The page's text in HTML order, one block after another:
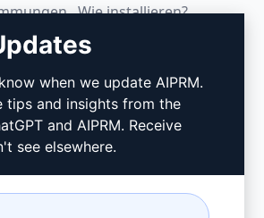
Wie installieren?
Google Chrome
Microsoft Edge
when we update AIPRM.
tips and insights from the
and AIPRM. Receive
see elsewhere.